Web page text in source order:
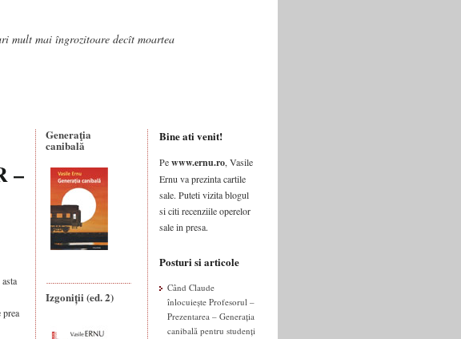
mult mai îngrozitoare decît moartea
–
prea
Generaţia
canibală
Izgoniții (ed. 2)
Bine ati venit!
Pewww.ernu.ro, Vasile
Ernu va prezinta cartile
sale. Puteti vizita blogul
si citi recenziile operelor
sale in presa.
Posturi si articole
Când Claude
înlocuiește Profesorul –
Prezentarea – Generația
canibală pentru studenți